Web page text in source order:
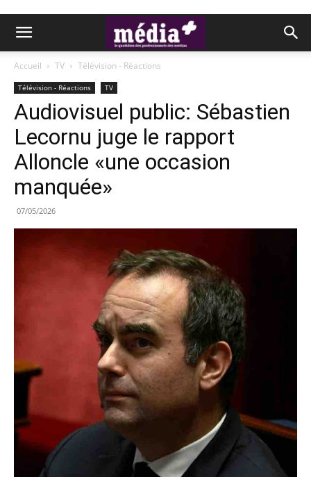
Accueil TV Télévision - Réactions
Télévision - Réactions TV
Audiovisuel public: Sébastien
Lecornu juge le rapport
Alloncle «une occasion
manquée»
07/05/2026